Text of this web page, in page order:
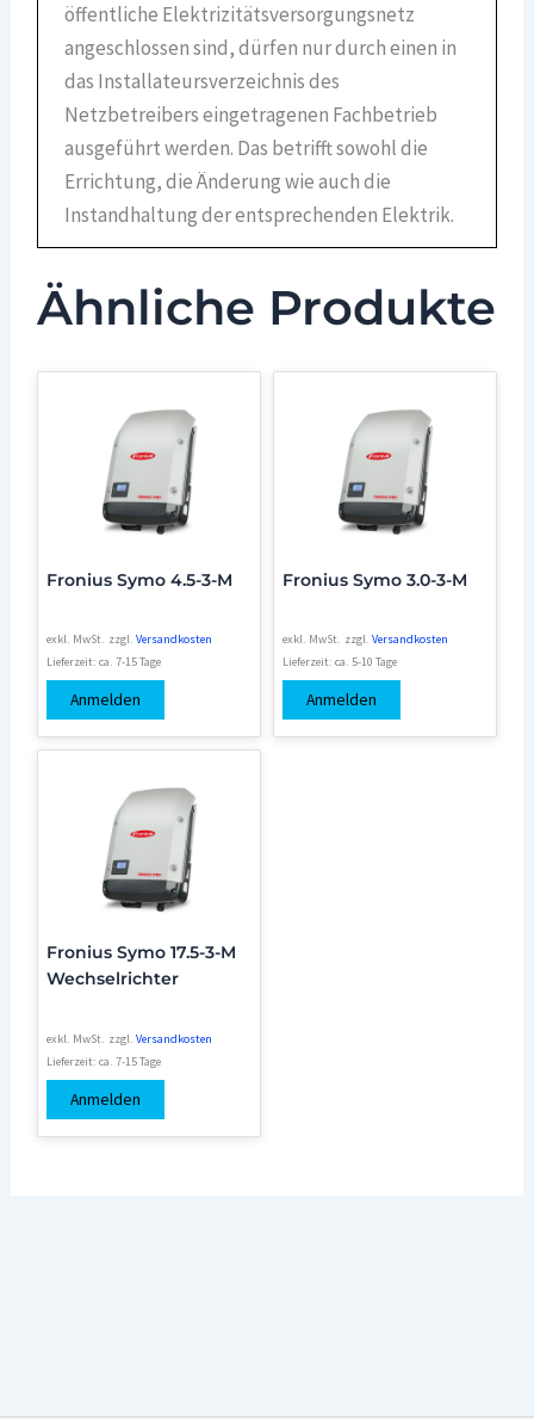
öffentliche Elektrizitätsversorgungsnetz
angeschlossen sind, dürfen nur durch einen in
das Installateursverzeichnis des
Netzbetreibers eingetragenen Fachbetrieb
ausgeführt werden. Das betrifft sowohl die
Errichtung, die Änderung wie auch die
Instandhaltung der entsprechenden Elektrik.
Ähnliche Produkte
Fronius Symo 4.5-3-M
exkl. MwSt. zzgl.Versandkosten
Lieferzeit:ca. 7-15 Tage
Anmelden
Fronius Symo 3.0-3-M
exkl. MwSt. zzgl. Versandkosten
Lieferzeit: ca. 5-10 Tage
Anmelden
Fronius Symo 17.5-3-M
Wechselrichter
exkl. MwSt. zzgl.Versandkosten
Lieferzeit:ca. 7-15 Tage
Anmelden